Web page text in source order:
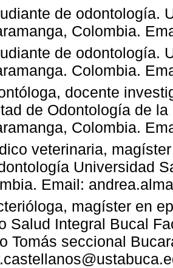
de odontología.
Colombia.
de odontología.
Colombia.
docente
de Odontología de
Colombia.
veterinaria,
Universidad
Email:
magíster en
Salud Integral Bucal
Tomás seccional